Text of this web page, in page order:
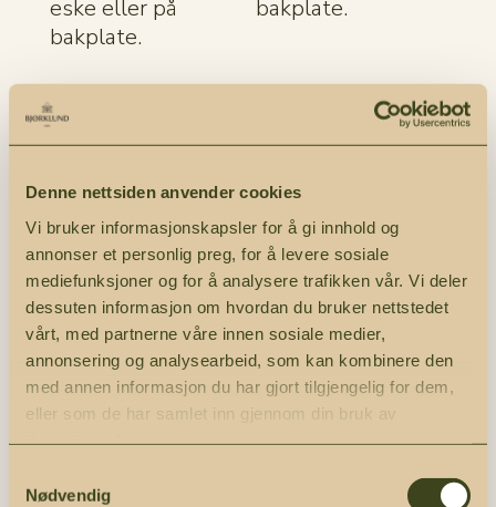
Denne nettsiden anvender cookies
Vi bruker informasjonskapsler for å gi innhold og
annonser et personlig preg, for å levere sosiale
mediefunksjoner og for å analysere trafikken vår. Vi deler
dessuten informasjon om hvordan du bruker nettstedet
vårt, med partnerne våre innen sosiale medier,
annonsering og analysearbeid, som kan kombinere den
med annen informasjon du har gjort tilgjengelig for dem,
eller som de har samlet inn gjennom din bruk av
Nødvendig
eske eller på
bakplate.
bakplate.
Historiebok 2
deler Lakket bøk
/eske
Ostesettet består
Ostekniv. Bestikket